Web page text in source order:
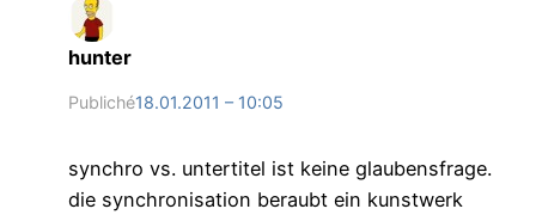
hunter
Publiché18.01.2011 – 10:05
synchro vs. untertitel ist keine glaubensfrage.
die synchronisation beraubt ein kunstwerk